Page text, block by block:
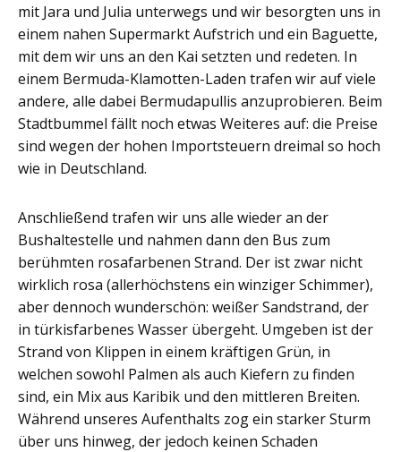
mit Jara und Julia unterwegs und wir besorgten uns in
einem nahen Supermarkt Aufstrich und ein Baguette,
mit dem wir uns an den Kai setzten und redeten. In
einem Bermuda-Klamotten-Laden trafen wir auf viele
andere, alle dabei Bermudapullis anzuprobieren. Beim
Stadtbummel fällt noch etwas Weiteres auf: die Preise
sind wegen der hohen Importsteuern dreimal so hoch
wie in Deutschland.
Anschließend trafen wir uns alle wieder an der
Bushaltestelle und nahmen dann den Bus zum
berühmten rosafarbenen Strand. Der ist zwar nicht
wirklich rosa (allerhöchstens ein winziger Schimmer),
aber dennoch wunderschön: weißer Sandstrand, der
in türkisfarbenes Wasser übergeht. Umgeben ist der
Strand von Klippen in einem kräftigen Grün, in
welchen sowohl Palmen als auch Kiefern zu finden
sind, ein Mix aus Karibik und den mittleren Breiten.
Während unseres Aufenthalts zog ein starker Sturm
über uns hinweg, der jedoch keinen Schaden